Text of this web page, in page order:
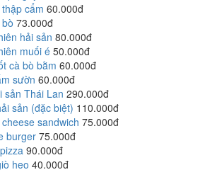
cẩm 60.000đ
73.000đ
hải sản 80.000đ
muối é50.000đ
cà bò bằm 60.000đ
sườn 60.000đ
sản Thái Lan 290.000đ
sản (đặc biệt) 110.000đ
sandwich 75.000đ
burger75.000đ
90.000đ
heo 40.000đ